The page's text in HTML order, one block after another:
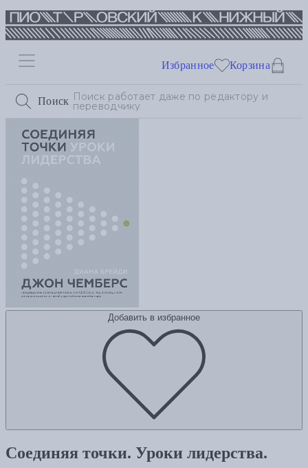
Поиск
Избранное Корзина
Добавить в избранное
Соединяя точки. Уроки лидерства.